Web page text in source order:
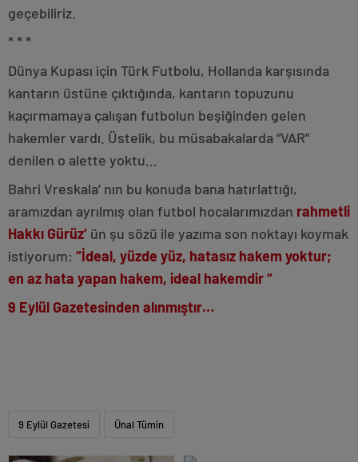
geçebiliriz.
* * *
Dünya Kupası için Türk Futbolu, Hollanda karşısında
kantarın üstüne çıktığında, kantarın topuzunu
kaçırmamaya çalışan futbolun beşiğinden gelen
hakemler vardı. Üstelik, bu müsabakalarda “VAR”
denilen o alette yoktu…
Bahri Vreskala’ nın bu konuda bana hatırlattığı,
aramızdan ayrılmış olan futbol hocalarımızdan rahmetli
Hakkı Gürüz’ ün şu sözü ile yazıma son noktayı koymak
istiyorum: “İdeal, yüzde yüz, hatasız hakem yoktur;
en az hata yapan hakem, ideal hakemdir “
9 Eylül Gazetesinden alınmıştır…
9 Eylül Gazetesi Ünal Tümin